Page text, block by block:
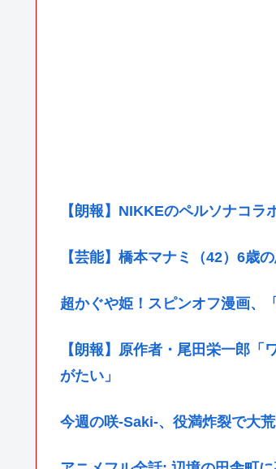
【朗報】NIKKEのペルソナコラ
【芸能】橋本マナミ（42）6歳
超かぐや姫！スピンオフ漫画、
【朗報】原作者・尾田栄一郎
がたい」
今週の咲-Saki-、役満炸裂で大